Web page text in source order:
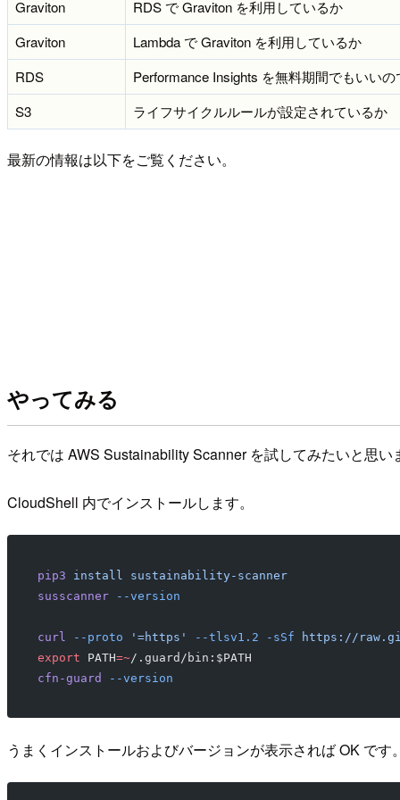
Graviton
RDS で Graviton を利用しているか
Graviton
Lambda で Graviton を利用しているか
RDS
Performance Insights を無料期間でもいい
S3
ライフサイクルルールが設定されているか
最新の情報は以下をご覧ください。
やってみる
それでは AWS Sustainability Scanner を試してみたいと思い
CloudShell 内でインストールします。
pip3 install
sustainability-scanner
susscanner --version
curl --proto '=https' --tlsv1.2 -sSf https://
export PATH=~/.guard/bin:$PATH
cfn-guard
--version
うまくインストールおよびバージョンが表示されば OK です